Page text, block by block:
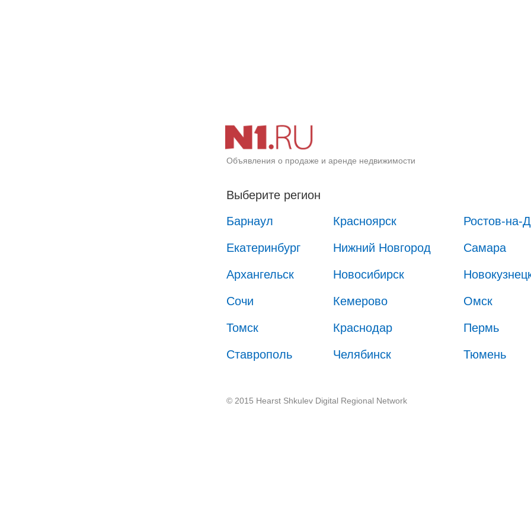
Объявления о продаже и аренде недвижимости
Выберите регион
Барнаул
Красноярск Ростов-на-
Екатеринбург Нижний Новгород Самара
Архангельск Новосибирск
Сочи Кемерово Омск
Томск Краснодар Пермь
Ставрополь Челябинск Тюмень
© 2015 Hearst Shkulev Digital Regional Network